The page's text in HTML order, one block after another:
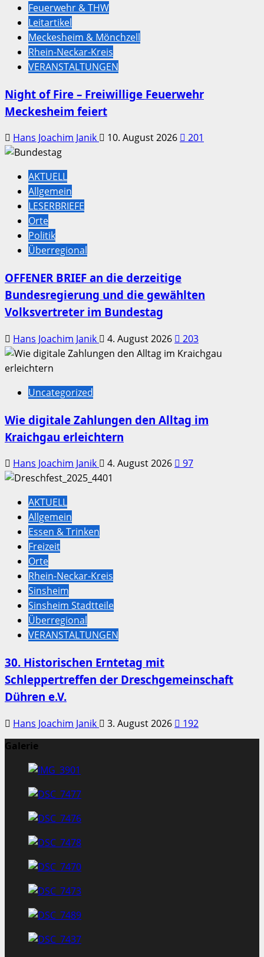
Feuerwehr & THW
Leitartikel
Meckesheim & Mönchzell
Rhein-Neckar-Kreis
VERANSTALTUNGEN
Night of Fire – Freiwillige Feuerwehr
Meckesheim feiert
Hans Joachim Janik 10. August 2026 201
AKTUELL
Allgemein
LESERBRIEFE
Orte
Politik
Überregional
OFFENER BRIEF an die derzeitige
Bundesregierung und die gewählten
Volksvertreter im Bundestag
Hans Joachim Janik 4. August 2026 203
Uncategorized
Wie digitale Zahlungen den Alltag im
Kraichgau erleichtern
Hans Joachim Janik 4. August 2026 97
AKTUELL
Allgemein
Essen & Trinken
Freizeit
Orte
Rhein-Neckar-Kreis
Sinsheim
Sinsheim Stadtteile
Überregional
VERANSTALTUNGEN
30. Historischen Erntetag mit
Schleppertreffen der Dreschgemeinschaft
Dühren e.V.
Hans Joachim Janik 3. August 2026
192
Galerie